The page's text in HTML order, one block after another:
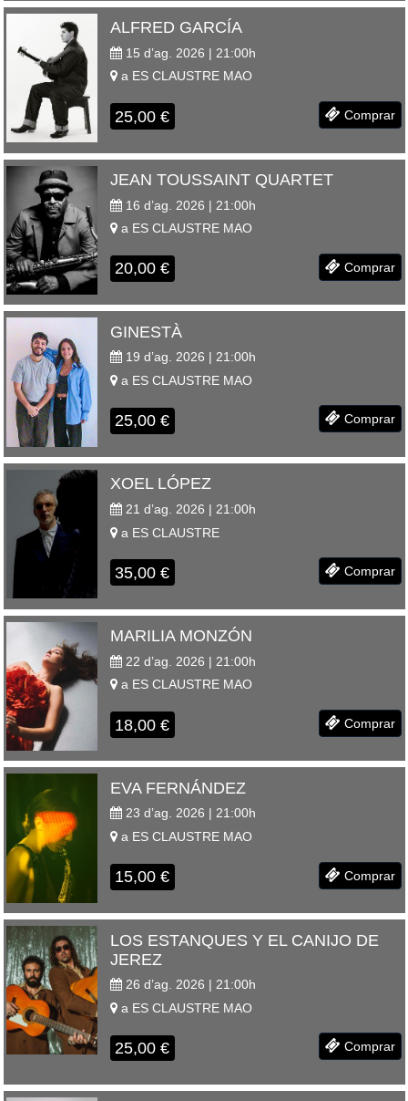
ALFRED GARCÍA
15 d’ag. 2026 | 21:00h
a ES CLAUSTRE MAO
25,00 € Comprar
JEAN TOUSSAINT QUARTET
16 d’ag. 2026 | 21:00h
a ES CLAUSTRE MAO
20,00 € Comprar
GINESTÀ
19 d’ag. 2026 | 21:00h
a ES CLAUSTRE MAO
25,00 € Comprar
XOEL LÓPEZ
21 d’ag. 2026 | 21:00h
a ES CLAUSTRE
35,00 € Comprar
MARILIA MONZÓN
22 d’ag. 2026 | 21:00h
a ES CLAUSTRE MAO
18,00 € Comprar
EVA FERNÁNDEZ
23 d’ag. 2026 | 21:00h
a ES CLAUSTRE MAO
15,00 € Comprar
LOS ESTANQUES Y EL CANIJO DE
JEREZ
26 d’ag. 2026 | 21:00h
a ES CLAUSTRE MAO
25,00 € Comprar